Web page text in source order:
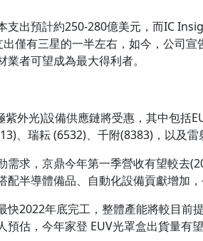
支出預計約250-280億美元，而IC
僅有三星的一半左右，如今，公司宣
者可望成為最大得利者。
外光)設備供應鏈將受惠，其中包括
、瑞耘 (6532)、千附(8383)，以及雷
需求，京鼎今年第一季營收有望較去
半導體備品、自動化設備貢獻增加
2022年底完工，整體產能將較目前
估，今年家登 EUV光罩盒出貨量有